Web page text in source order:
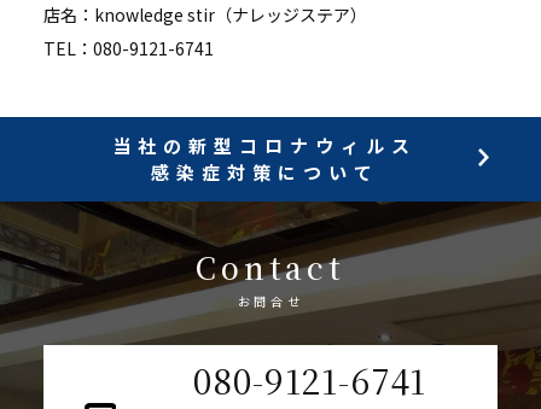
店名：knowledge stir（ナレッジステア）
TEL：080-9121-6741
当社の新型コロナウィルス
感染症対策について
Contact
お問合せ
080-9121-6741